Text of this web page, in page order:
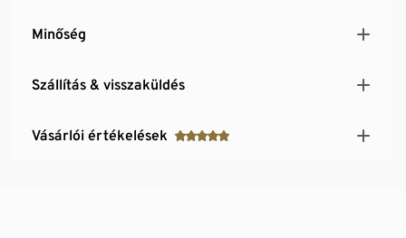
Minőség
Szállítás & visszaküldés
Vásárlói értékelések